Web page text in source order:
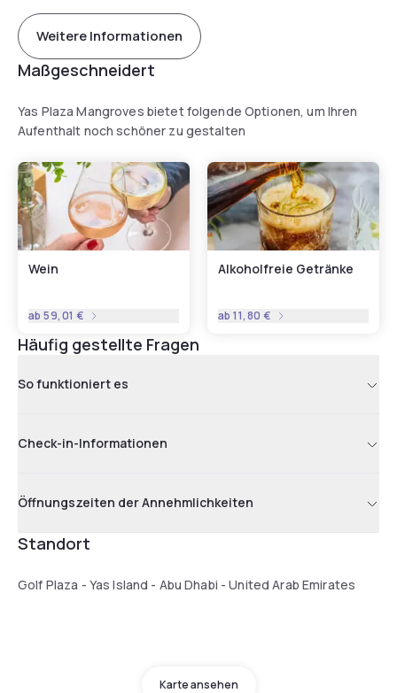
Weitere Informationen
Maßgeschneidert
Yas Plaza Mangroves bietet folgende Optionen, um Ihren
Aufenthalt noch schöner zu gestalten
Wein
ab59,01 €
Alkoholfreie Getränke
ab11,80 €
Häufig gestellte Fragen
So funktioniert es
Check-in-Informationen
Öffnungszeiten der Annehmlichkeiten
Standort
Golf Plaza - Yas Island - Abu Dhabi - United Arab Emirates
Karte ansehen